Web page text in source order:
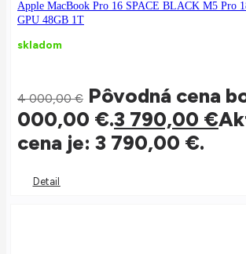
Apple MacBook Pro 16 SPACE BLACK M5 Pro 18-core CPU 20C
GPU 48GB 1T
skladom
4 000,00€ Pôvodná cena
000,00 €.3 790,00 €
cena je: 3 790,00 €.
Detail